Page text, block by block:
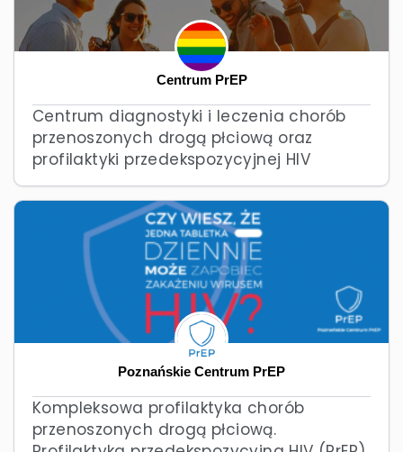
Centrum PrEP
Centrum diagnostyki i leczenia chorób
przenoszonych drogą płciową oraz
profilaktyki przedekspozycyjnej HIV
Poznańskie Centrum PrEP
Kompleksowa profilaktyka chorób
przenoszonych drogą płciową.